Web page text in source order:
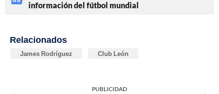
información del fútbol mundial
Relacionados
James Rodríguez Club León
PUBLICIDAD